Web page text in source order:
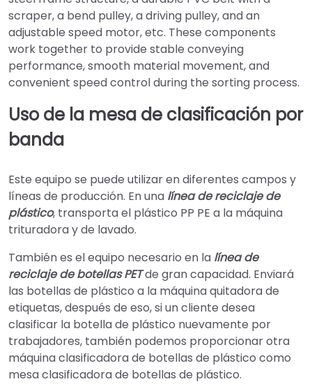
scraper, a bend pulley, a driving pulley, and an
adjustable speed motor, etc. These components
work together to provide stable conveying
performance, smooth material movement, and
convenient speed control during the sorting process.
Uso de la mesa de clasificación por
banda
Este equipo se puede utilizar en diferentes campos y
líneas de producción. En una línea de reciclaje de
plástico, transporta el plástico PP PE a la máquina
trituradora y de lavado.
También es el equipo necesario en la línea de
reciclaje de botellas PETde gran capacidad. Enviará
las botellas de plástico a la máquina quitadora de
etiquetas, después de eso, si un cliente desea
clasificar la botella de plástico nuevamente por
trabajadores, también podemos proporcionar otra
máquina clasificadora de botellas de plástico como
mesa clasificadora de botellas de plástico.